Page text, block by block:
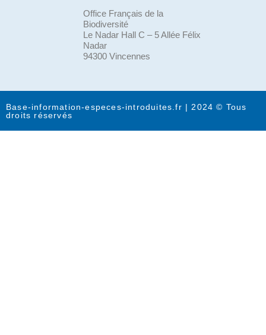
Office Français de la
Biodiversité
Le Nadar Hall C – 5 Allée Félix
Nadar
94300 Vincennes
Base-information-especes-introduites.fr | 2024 © Tous
droits réservés